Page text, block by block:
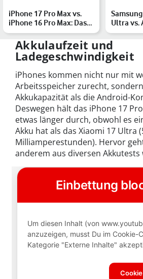
iPhone 17 Pro Max vs.
iPhone 16 Pro Max: Das
unterscheidet die Kr…
Ultra vs.
Pro
Akkulaufzeit und
Ladegeschwindigkeit
iPhones kommen nicht nur mit
Arbeitsspeicher zurecht,
Akkukapazität als die Android-
Deswegen hält das iPhone 17
etwas länger durch, obwohl es
Akku hat als das Xiaomi 17 Ultra
Milliamperestunden). Hervor
anderem aus diversen Akkutests